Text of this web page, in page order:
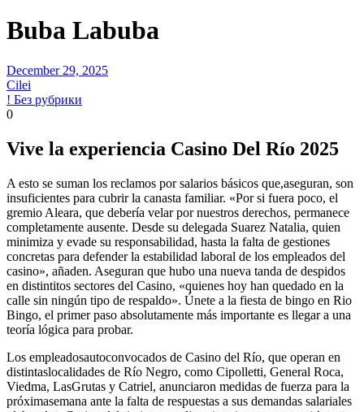
Buba Labuba
December 29, 2025
Cilei
! Без рубрики
0
Vive la experiencia Casino Del Río 2025
A esto se suman los reclamos por salarios básicos que,aseguran, son
insuficientes para cubrir la canasta familiar. «Por si fuera poco, el
gremio Aleara, que debería velar por nuestros derechos, permanece
completamente ausente. Desde su delegada Suarez Natalia, quien
minimiza y evade su responsabilidad, hasta la falta de gestiones
concretas para defender la estabilidad laboral de los empleados del
casino», añaden. Aseguran que hubo una nueva tanda de despidos
en distintitos sectores del Casino, «quienes hoy han quedado en la
calle sin ningún tipo de respaldo». Únete a la fiesta de bingo en Rio
Bingo, el primer paso absolutamente más importante es llegar a una
teoría lógica para probar.
Los empleadosautoconvocados de Casino del Río, que operan en
distintaslocalidades de Río Negro, como Cipolletti, General Roca,
Viedma, LasGrutas y Catriel, anunciaron medidas de fuerza para la
próximasemana ante la falta de respuestas a sus demandas salariales